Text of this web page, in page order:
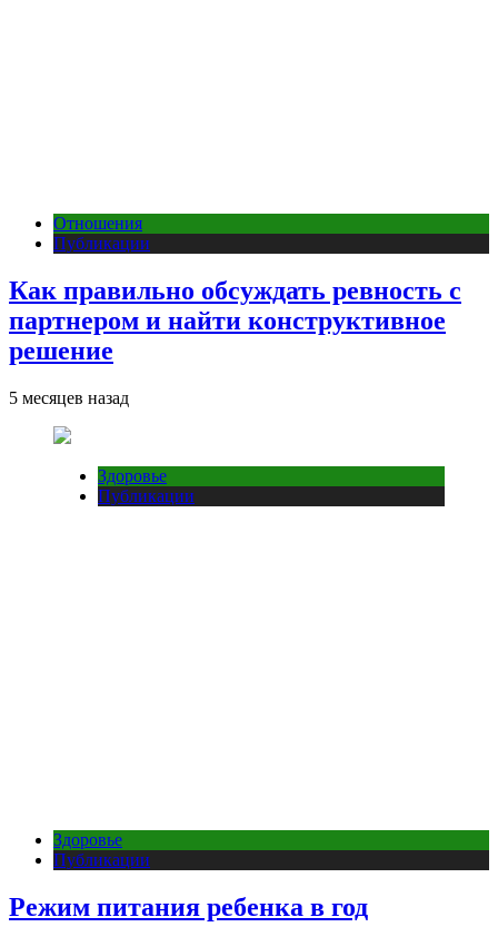
Отношения
Публикации
Как правильно обсуждать ревность с
партнером и найти конструктивное
решение
5 месяцев назад
Здоровье
Публикации
Здоровье
Публикации
Режим питания ребенка в год